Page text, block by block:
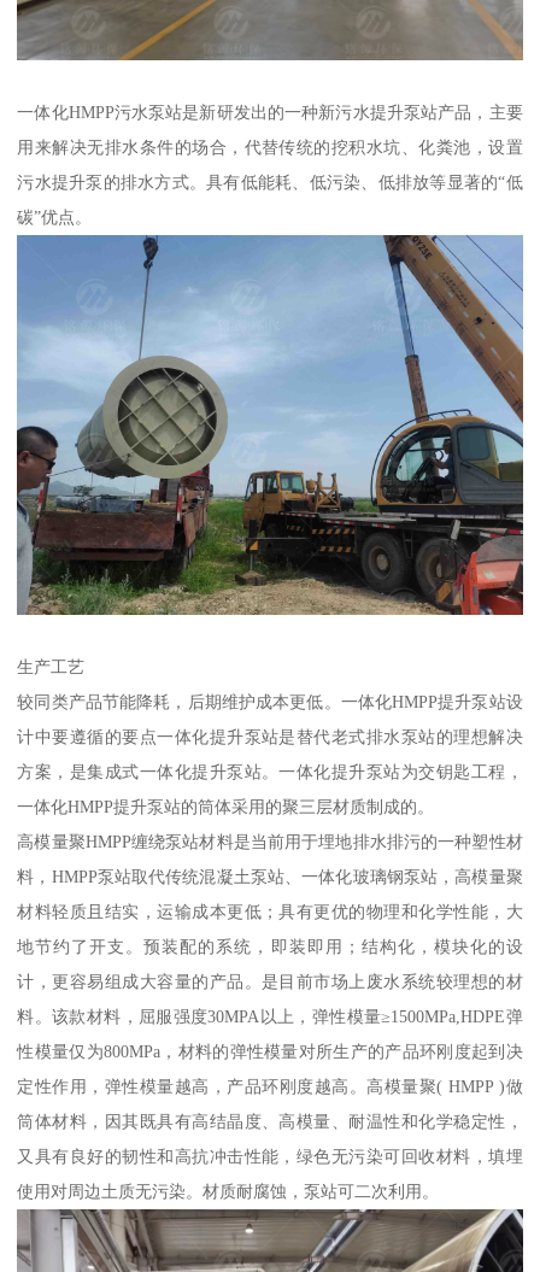
一体化HMPP污水泵站是新研发出的一种新污水提升泵站产品，主要
用来解决无排水条件的场合，代替传统的挖积水坑、化粪池，设置
污水提升泵的排水方式。具有低能耗、低污染、低排放等显著的“低
碳”优点。
生产工艺
较同类产品节能降耗，后期维护成本更低。一体化HMPP提升泵站设
计中要遵循的要点一体化提升泵站是替代老式排水泵站的理想解决
方案，是集成式一体化提升泵站。一体化提升泵站为交钥匙工程，
一体化HMPP提升泵站的筒体采用的聚三层材质制成的。
高模量聚HMPP缠绕泵站材料是当前用于埋地排水排污的一种塑性材
料，HMPP泵站取代传统混凝土泵站、一体化玻璃钢泵站，高模量聚
材料轻质且结实，运输成本更低；具有更优的物理和化学性能，大
地节约了开支。预装配的系统，即装即用；结构化，模块化的设
计，更容易组成大容量的产品。是目前市场上废水系统较理想的材
料。该款材料，屈服强度30MPA以上，弹性模量≥1500MPa,HDPE弹
性模量仅为800MPa，材料的弹性模量对所生产的产品环刚度起到决
定性作用，弹性模量越高，产品环刚度越高。高模量聚( HMPP )做
筒体材料，因其既具有高结晶度、高模量、耐温性和化学稳定性，
又具有良好的韧性和高抗冲击性能，绿色无污染可回收材料，填埋
使用对周边土质无污染。材质耐腐蚀，泵站可二次利用。